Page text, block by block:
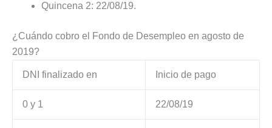
Quincena 2: 22/08/19.
¿Cuándo cobro el Fondo de Desempleo en agosto de
2019?
DNI finalizado en Inicio de pago
0 y 1 22/08/19